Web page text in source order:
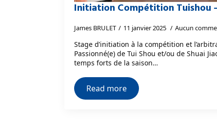
Initiation Compétition Tuishou
James BRULET 11 janvier 2025 Aucun
Stage d’initiation à la compétition et
Passionné(e) de Tui Shou et/ou de Shuai
temps forts de la saison…
Read more